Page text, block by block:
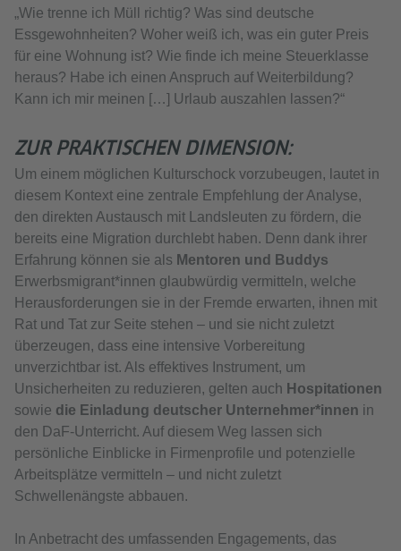
„Wie trenne ich Müll richtig? Was sind deutsche
Essgewohnheiten? Woher weiß ich, was ein guter Preis
für eine Wohnung ist? Wie finde ich meine Steuerklasse
heraus? Habe ich einen Anspruch auf Weiterbildung?
Kann ich mir meinen […] Urlaub auszahlen lassen?“
ZUR PRAKTISCHEN DIMENSION:
Um einem möglichen Kulturschock vorzubeugen, lautet in
diesem Kontext eine zentrale Empfehlung der Analyse,
den direkten Austausch mit Landsleuten zu fördern, die
bereits eine Migration durchlebt haben. Denn dank ihrer
Erfahrung können sie als Mentoren und Buddys
Erwerbsmigrant*innen glaubwürdig vermitteln, welche
Herausforderungen sie in der Fremde erwarten, ihnen mit
Rat und Tat zur Seite stehen – und sie nicht zuletzt
überzeugen, dass eine intensive Vorbereitung
unverzichtbar ist. Als effektives Instrument, um
Unsicherheiten zu reduzieren, gelten auch Hospitationen
sowie die Einladung deutscher Unternehmer*innen in
den DaF-Unterricht. Auf diesem Weg lassen sich
persönliche Einblicke in Firmenprofile und potenzielle
Arbeitsplätze vermitteln – und nicht zuletzt
Schwellenängste abbauen.
In Anbetracht des umfassenden Engagements, das